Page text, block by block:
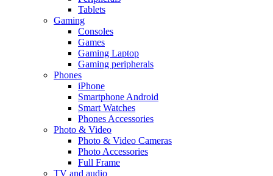
Tablets
Gaming
Consoles
Games
Gaming Laptop
Gaming peripherals
Phones
iPhone
Smartphone Android
Smart Watches
Phones Accessories
Photo & Video
Photo & Video Cameras
Photo Accessories
Full Frame
TV and audio